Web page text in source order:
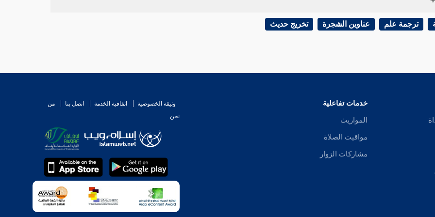
من حديثأبي بكرةالطويل، ذكرهالبخاريفي الخطبة أيام منى،ومسلمفي الجنايات، وقد سلف قطعة من حديثأبي بكرةفي باب:
التعريف برواته غير من سلف.
وأبو زرعة هو هرم،وعلي بن مدرك هو أبو مدرك النخعي الكوفي الصالح الصدوق ثقة، عنهشعبة،مات سنة عشرين
ترجمة علم عناوين الشجرة تخريج حديث
خدمات تفاعلية
المواريث
مواقيت الصلاة
مشاركات الزوار
وثيقة الخصوصية اتفاقية الخدمة اتصل بنا
من
نحن